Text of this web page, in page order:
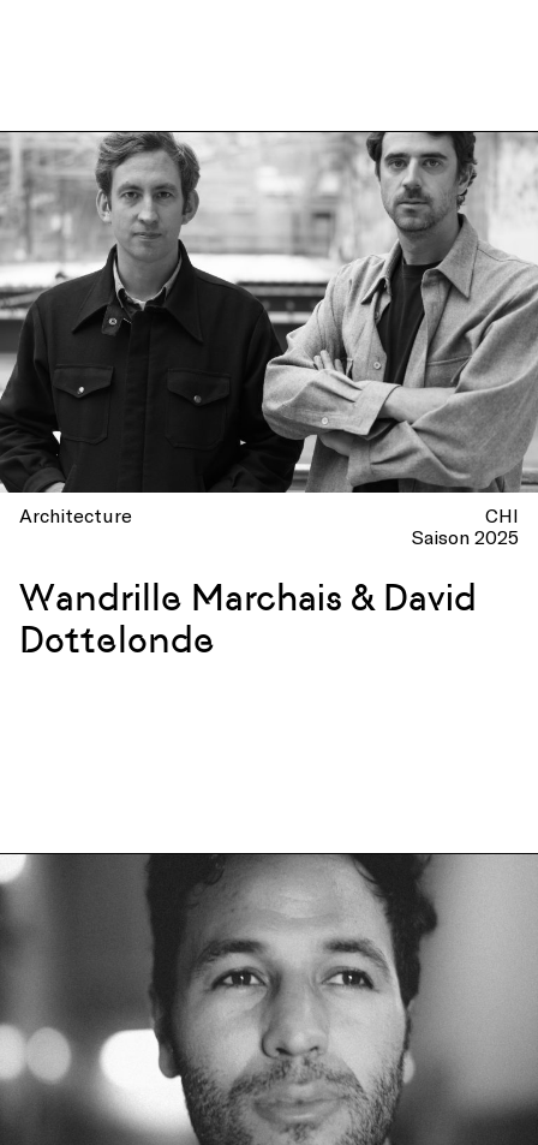
Architecture
CHI
Saison 2025
Wandrille Marchais & David
Dottelonde